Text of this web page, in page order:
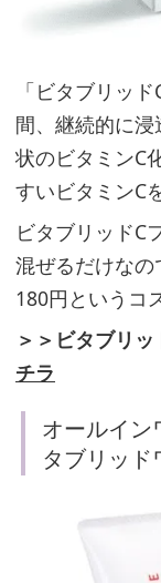
「ビタブリッ
間、継続的に
状のビタミンC
すいビタミンC
ビタブリッドC
混ぜるだけな
180円というコ
＞＞ビタブリ
チラ
オールイン
タブリッド